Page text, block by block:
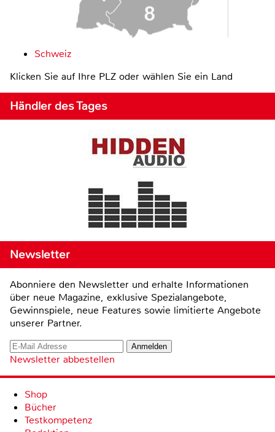
Schweiz
Klicken Sie auf Ihre PLZ oder wählen Sie ein Land
Händler des Tages
Newsletter
Abonniere den Newsletter und erhalte Informationen
über neue Magazine, exklusive Spezialangebote,
Gewinnspiele, neue Features sowie limitierte Angebote
unserer Partner.
Newsletter abbestellen
Shop
Bücher
Testkompetenz